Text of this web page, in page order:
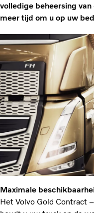
Nieuws
Over ons
volledige beheersing
meer tijd om u op uw
Maximale
Het Volvo Gold Contract